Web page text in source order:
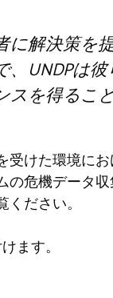
に解決策
UNDPは
を得るこ
けた環境に
危機データ
ださい。
ます。